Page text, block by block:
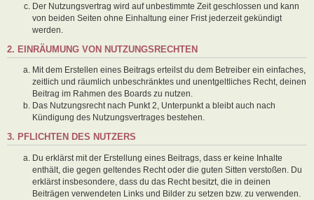
Der Nutzungsvertrag wird auf unbestimmte Zeit geschlossen und kann
von beiden Seiten ohne Einhaltung einer Frist jederzeit gekündigt
werden.
2. EINRÄUMUNG VON NUTZUNGSRECHTEN
Mit dem Erstellen eines Beitrags erteilst du dem Betreiber ein einfaches,
zeitlich und räumlich unbeschränktes und unentgeltliches Recht, deinen
Beitrag im Rahmen des Boards zu nutzen.
Das Nutzungsrecht nach Punkt 2, Unterpunkt a bleibt auch nach
Kündigung des Nutzungsvertrages bestehen.
3. PFLICHTEN DES NUTZERS
Du erklärst mit der Erstellung eines Beitrags, dass er keine Inhalte
enthält, die gegen geltendes Recht oder die guten Sitten verstoßen. Du
erklärst insbesondere, dass du das Recht besitzt, die in deinen
Beiträgen verwendeten Links und Bilder zu setzen bzw. zu verwenden.